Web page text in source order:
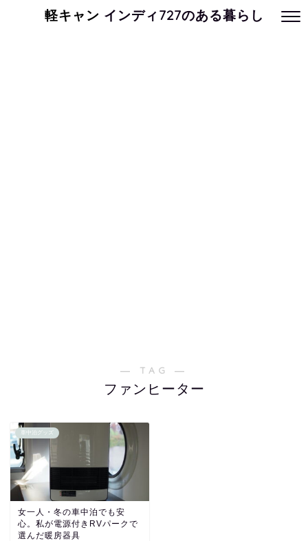
軽キャン インディ727のある暮らし
― TAG ―
ファンヒーター
車中泊グッズ
女一人・冬の車中泊でも安
心。私が電源付きRVパークで
選んだ暖房器具